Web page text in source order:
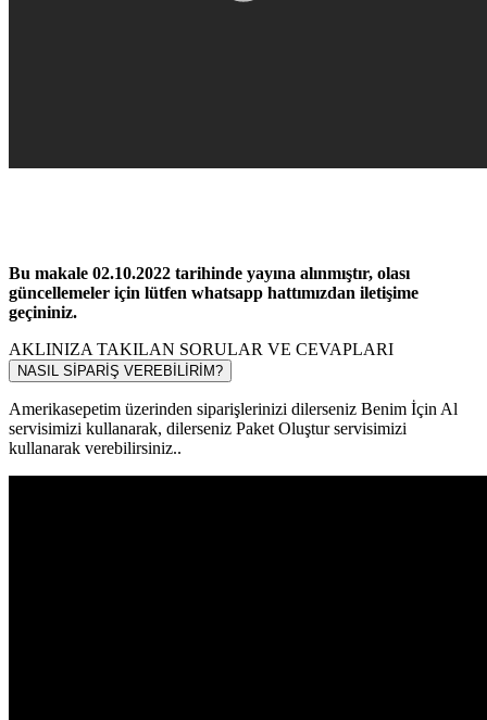
Bu makale 02.10.2022 tarihinde yayına alınmıştır, olası
güncellemeler için lütfen whatsapp hattımızdan iletişime
geçininiz.
AKLINIZA TAKILAN SORULAR VE CEVAPLARI
NASIL SİPARİŞ VEREBİLİRİM?
Amerikasepetim üzerinden siparişlerinizi dilerseniz Benim İçin Al
servisimizi kullanarak, dilerseniz Paket Oluştur servisimizi
kullanarak verebilirsiniz..